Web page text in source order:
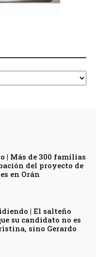
| Más de 300 familias
del proyecto de
en Orán
| El salteño
su candidato no es
sino Gerardo